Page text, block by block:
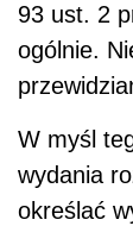
93 ust. 2
ogólnie.
W myśl
wydania
określać